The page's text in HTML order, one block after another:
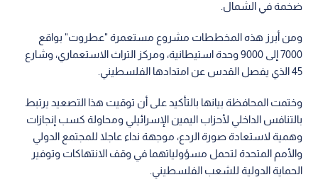
ضخمة في الشمال.
ومن أبرز هذه المخططات مشروع مستعمرة "عطروت" بواقع
7000 إلى 9000 وحدة استيطانية، ومركز التراث الاستعماري، وشارع
45 الذي يفصل القدس عن امتدادها الفلسطيني.
وختمت المحافظة بيانها بالتأكيد على أن توقيت هذا التصعيد يرتبط
بالتنافس الداخلي لأحزاب اليمين الإسرائيلي ومحاولة كسب إنجازات
وهمية لاستعادة صورة الردع، موجهة نداء عاجلا للمجتمع الدولي
والأمم المتحدة لتحمل مسؤولياتهما في وقف الانتهاكات وتوفير
الحماية الدولية للشعب الفلسطيني.